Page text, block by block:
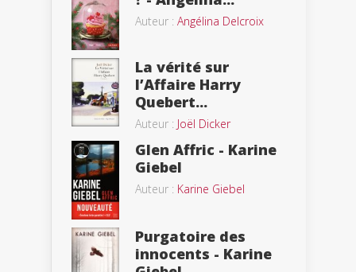
Auteur : Angélina Delcroix
La vérité sur
l’Affaire Harry
Quebert...
Auteur : Joël Dicker
Glen Affric - Karine
Giebel
Auteur : Karine Giebel
Purgatoire des
innocents - Karine